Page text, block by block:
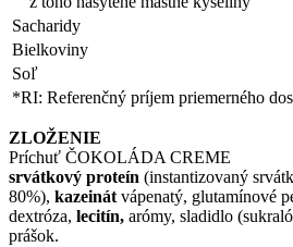
Sacharidy
Bielkoviny
Soľ
*RI: Referenčný príjem priemerného
ZLOŽENIE
Príchuť ČOKOLÁDA CREME
srvátkový proteín (instantizovaný
80%), kazeinát vápenatý, glutamínové
dextróza, lecitín, arómy, sladidlo
prášok.